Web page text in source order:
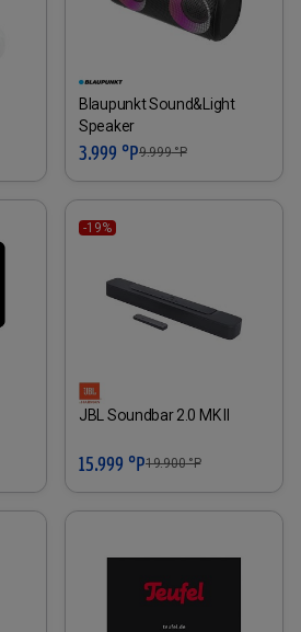
Blaupunkt Sound&Light
Speaker
3.999 °P9.999°P
-19%
JBL Soundbar 2.0 MK II
15.999 °P19.900°P